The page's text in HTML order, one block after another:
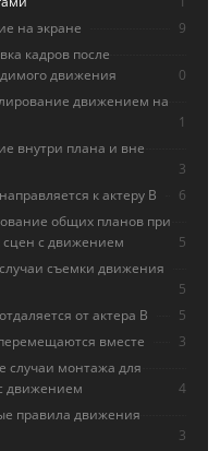
на экране
9
кадров после
движения
0
движением на
1
внутри плана и вне
3
к актеру B
6
общих планов при
сцен с движением
5
съемки движения
5
от актера В
5
вместе
3
случаи монтажа для
движением
4
правила движения
3